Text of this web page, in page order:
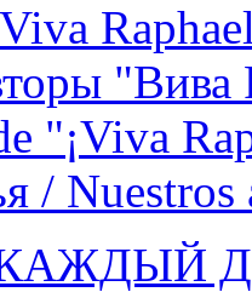
"Вива
"¡Viva
/ Nuestros